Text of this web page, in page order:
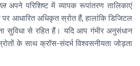
अपने परिशिष्ट में व्यापक रूपांतरण तालिकाएं
पर आधारित अधिकृत स्रोत हैं, हालांकि डिजिटल
सुविधा से रहित हैं। यदि आप गंभीर अनुसंधान
के साथ क्रॉस-संदर्भ विश्वसनीयता जोड़ता